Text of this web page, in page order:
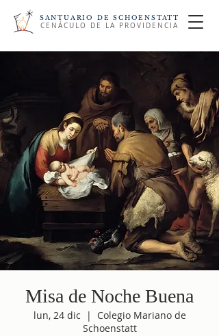
SANTUARIO DE SCHOENSTATT
CENÁCULO DE LA PROVIDENCIA
Misa de Noche Buena
lun, 24 dic
  |
Colegio Mariano de
Schoenstatt